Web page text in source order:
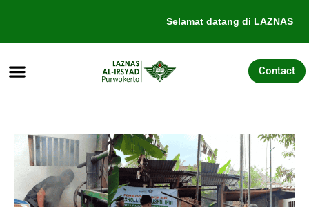
konten
Selamat datang di LAZNAS
Contact